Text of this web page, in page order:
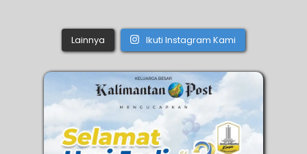
Lainnya Ikuti Instagram Kami